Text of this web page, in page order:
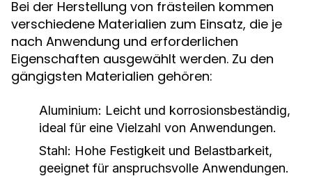
Bei der Herstellung von frästeilen kommen
verschiedene Materialien zum Einsatz, die je
nach Anwendung und erforderlichen
Eigenschaften ausgewählt werden. Zu den
gängigsten Materialien gehören:
Aluminium: Leicht und korrosionsbeständig,
ideal für eine Vielzahl von Anwendungen.
Stahl: Hohe Festigkeit und Belastbarkeit,
geeignet für anspruchsvolle Anwendungen.